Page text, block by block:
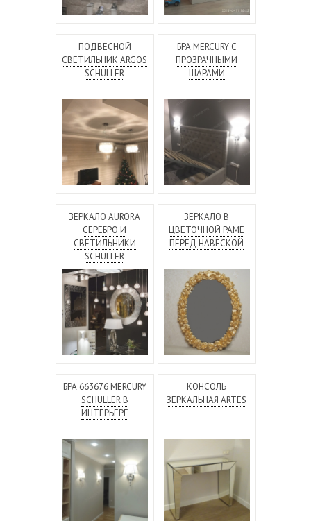
ПОДВЕСНОЙ
СВЕТИЛЬНИК ARGOS
SCHULLER
БРА MERCURY С
ПРОЗРАЧНЫМИ
ШАРАМИ
ЗЕРКАЛО AURORA
СЕРЕБРО И
СВЕТИЛЬНИКИ
SCHULLER
ЗЕРКАЛО В
ЦВЕТОЧНОЙ РАМЕ
ПЕРЕД НАВЕСКОЙ
БРА 663676 MERCURY
SCHULLER В
ИНТЕРЬЕРЕ
КОНСОЛЬ
ЗЕРКАЛЬНАЯ ARTES